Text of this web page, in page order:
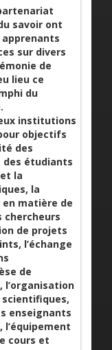
savoir ont
sur divers
de
lieu ce
du
institutions
objectifs
des
des étudiants
la
la
matière de
chercheurs
de projets
l’échange
de
l’organisation
enseignants
l’équipement
cours et